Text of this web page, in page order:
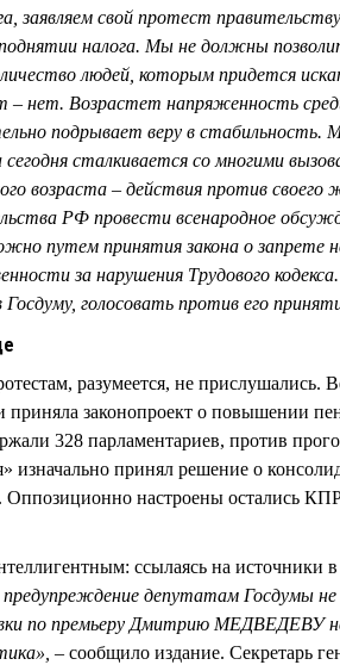
заявляем свой протест
налога. Мы не должны
людей, которым придется
– нет. Возрастет напряженность
подрывает веру в
сталкивается со многими
возраста – действия против
РФ провести всенародное
путем принятия закона о запрете
за нарушения Трудового
голосовать против его
разумеется, не прислушались.
приняла законопроект о повышении
328 парламентариев, против
изначально принял решение о
Оппозиционно настроены остались
ссылаясь на источники
депутатам Госдумы
по премьеру Дмитрию МЕДВЕДЕВУ
– сообщило издание. Секретарь